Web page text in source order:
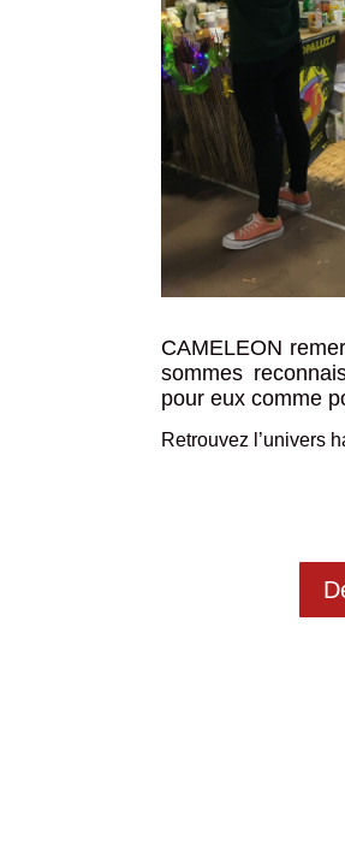
CAMELEON
sommes
pour eux comme
Retrouvez l’univers